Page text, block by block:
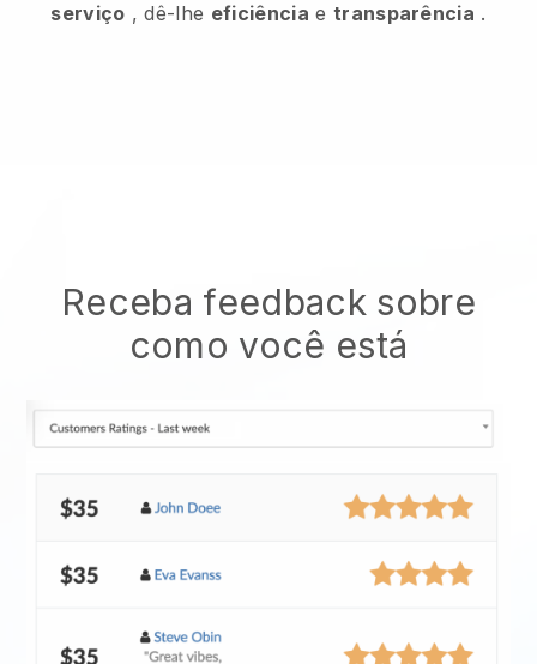
serviço , dê-lhe eficiência e transparência .
Receba feedback sobre
como você está